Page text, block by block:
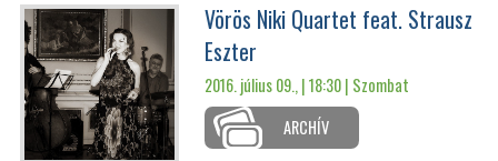
Vörös Niki Quartet feat. Strausz
Eszter
2016. július 09., | 18:30 | Szombat
ARCHÍV